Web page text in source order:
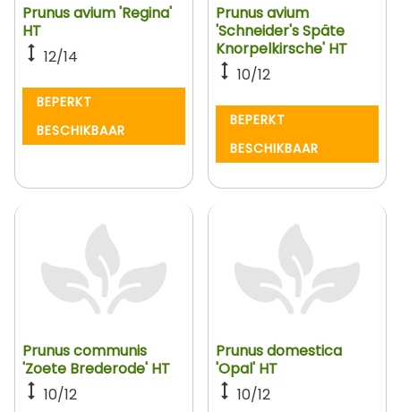
Prunus avium 'Regina'
HT
12/14
BEPERKT
BESCHIKBAAR
Prunus avium
'Schneider's Späte
Knorpelkirsche' HT
10/12
BEPERKT
BESCHIKBAAR
Prunus communis
'Zoete Brederode' HT
10/12
Prunus domestica
'Opal' HT
10/12